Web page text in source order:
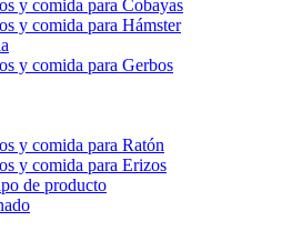
y comida para Cobayas
y comida para Hámster
y comida para Gerbos
y comida para Ratón
y comida para Erizos
de producto